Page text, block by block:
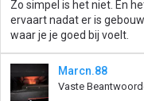
Zo simpel is het niet. En
ervaart nadat er is
waar je je goed bij voelt.
Marcn.88
Vaste